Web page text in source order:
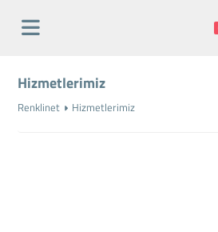
Hizmetlerimiz
Renklinet Hizmetlerimiz